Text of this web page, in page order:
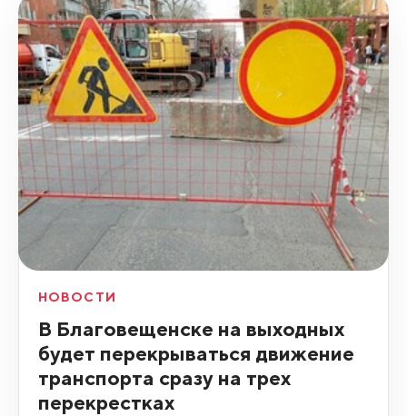
НОВОСТИ
В Благовещенске на выходных
будет перекрываться движение
транспорта сразу на трех
перекрестках